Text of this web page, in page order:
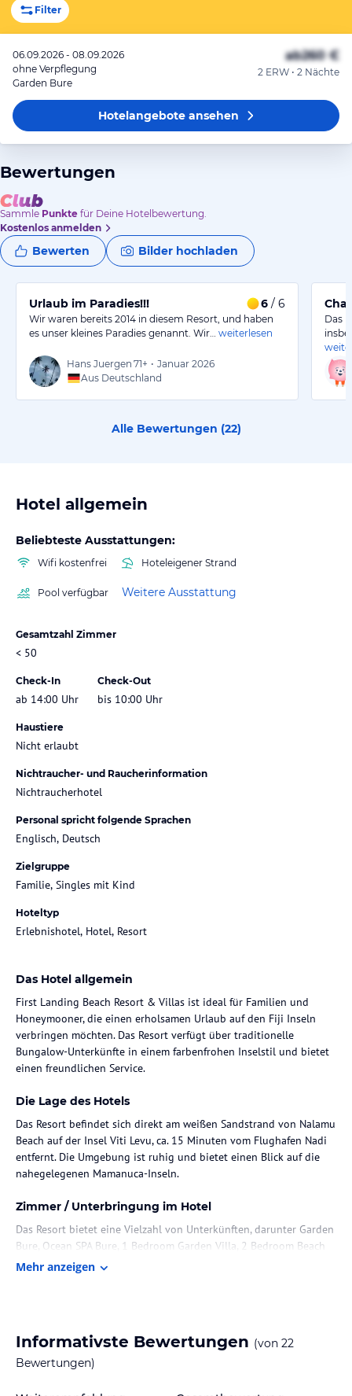
Filter
06.09.2026 - 08.09.2026
ohne Verpflegung
Garden Bure
ab260 €
2 ERW • 2 Nächte
Hotelangeboteansehen
Bewertungen
Sammle Punkte für Deine Hotelbewertung.
Kostenlos anmelden
Bewerten Bilder hochladen
Urlaub im Paradies!!! 6 / 6
Wir waren bereits 2014 in diesem Resort, und haben
es unser kleines Paradies genannt. Wir…
weiterlesen
Hans Juergen 71+ • Januar 2026
Aus Deutschland
Das
Alle Bewertungen (22)
Hotel allgemein
Beliebteste Ausstattungen:
Wifi kostenfrei Hoteleigener Strand
Pool verfügbar Weitere Ausstattung
Gesamtzahl Zimmer
< 50
Check-In
ab 14:00 Uhr
Check-Out
bis 10:00 Uhr
Haustiere
Nicht erlaubt
Nichtraucher- und Raucherinformation
Nichtraucherhotel
Personal spricht folgende Sprachen
Englisch, Deutsch
Zielgruppe
Familie, Singles mit Kind
Hoteltyp
Erlebnishotel, Hotel, Resort
Das Hotel allgemein
First Landing Beach Resort & Villas ist ideal für Familien und
Honeymooner, die einen erholsamen Urlaub auf den Fiji Inseln
verbringen möchten. Das Resort verfügt über traditionelle
Bungalow-Unterkünfte in einem farbenfrohen Inselstil und bietet
einen freundlichen Service.
Die Lage des Hotels
Das Resort befindet sich direkt am weißen Sandstrand von Nalamu
Beach auf der Insel Viti Levu, ca. 15 Minuten vom Flughafen Nadi
entfernt. Die Umgebung ist ruhig und bietet einen Blick auf die
nahegelegenen Mamanuca-Inseln.
Zimmer / Unterbringung im Hotel
Das Resort bietet eine Vielzahl von Unterkünften, darunter Garden
Bure, Ocean SPA Bure, 1 Bedroom Garden Villa, 2 Bedroom Beach
Villa, Studio Apartments und 1 Bedroom Apartments. Diese sind
Gastronomie im Hotel
Die Verpflegung umfasst Frühstück, Mittagessen und Abendessen.
Mehr anzeigen
Informativste Bewertungen (von 22
Bewertungen)